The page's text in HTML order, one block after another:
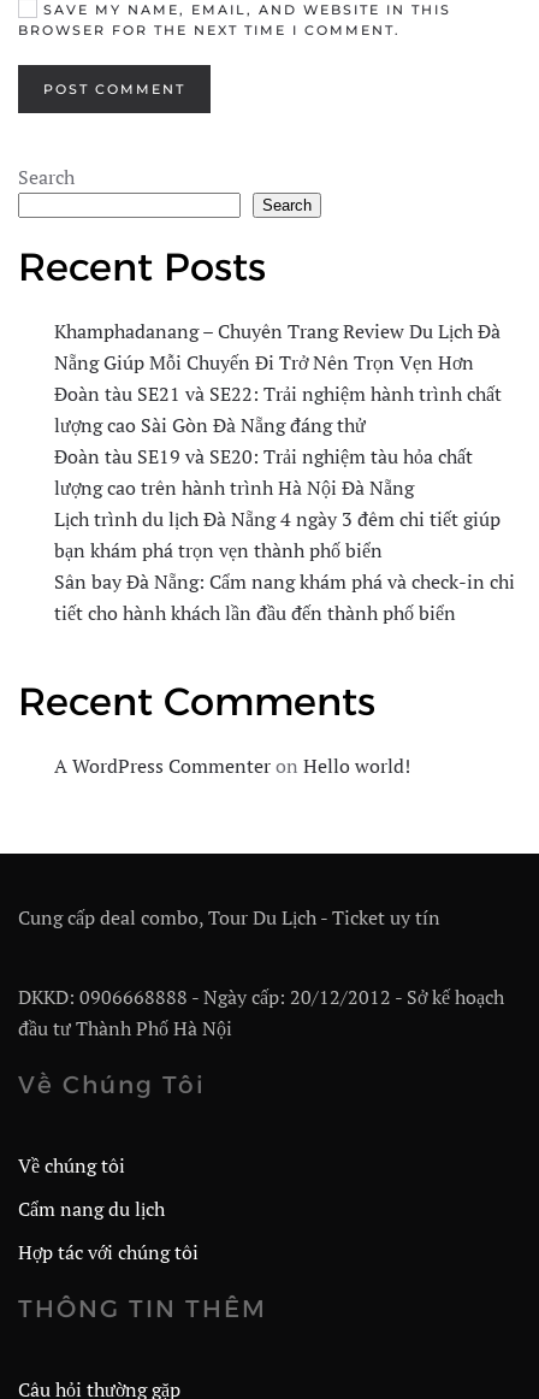
SAVE MY NAME, EMAIL, AND WEBSITE IN THIS
BROWSER FOR THE NEXT TIME I COMMENT.
POST COMMENT
Search
Search
Recent Posts
Khamphadanang – Chuyên Trang Review Du Lịch Đà
Nẵng Giúp Mỗi Chuyến Đi Trở Nên Trọn Vẹn Hơn
Đoàn tàu SE21 và SE22: Trải nghiệm hành trình chất
lượng cao Sài Gòn Đà Nẵng đáng thử
Đoàn tàu SE19 và SE20: Trải nghiệm tàu hỏa chất
lượng cao trên hành trình Hà Nội Đà Nẵng
Lịch trình du lịch Đà Nẵng 4 ngày 3 đêm chi tiết giúp
bạn khám phá trọn vẹn thành phố biển
Sân bay Đà Nẵng: Cẩm nang khám phá và check-in chi
tiết cho hành khách lần đầu đến thành phố biển
Recent Comments
A WordPress Commenteron Hello world!
Cung cấp deal combo, Tour Du Lịch - Ticket uy tín
DKKD: 0906668888 - Ngày cấp: 20/12/2012 - Sở kế hoạch
đầu tư Thành Phố Hà Nội
Về Chúng Tôi
Về chúng tôi
Cẩm nang du lịch
Hợp tác với chúng tôi
THÔNG TIN THÊM
Câu hỏi thường gặp